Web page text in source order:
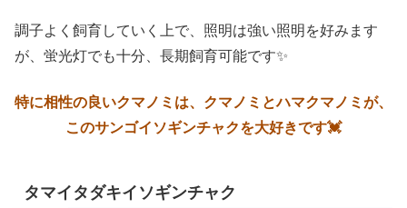
調子よく飼育していく上で、照明は強い照明を好みます
が、蛍光灯でも十分、長期飼育可能です✨
特に相性の良いクマノミは、クマノミとハマクマノミが、
このサンゴイソギンチャクを大好きです💓
タマイタダキイソギンチャク